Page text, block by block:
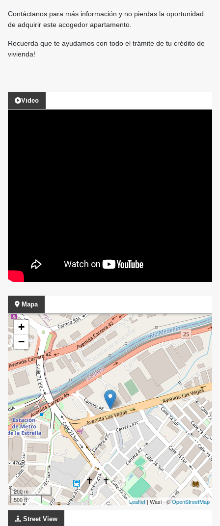
Contáctanos para más información y no pierdas la oportunidad
de adquirir este acogedor apartamento.
Recuerda que te ayudamos con todo el trámite de tu crédito de
vivienda!
Video
Mapa
+
−
200 m
500 ft
Leaflet | Wasi - ©OpenStreetMap
Street View